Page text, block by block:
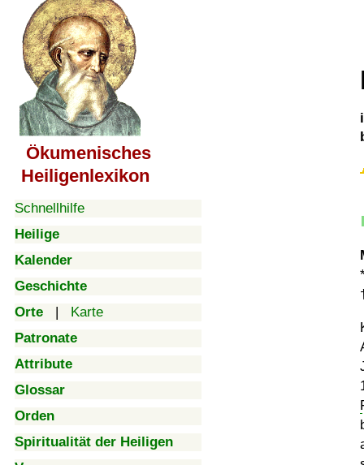
Ökumenisches
Heiligenlexikon
Schnellhilfe
Heilige
Kalender
Geschichte
Orte | Karte
Patronate
Attribute
Glossar
Orden
Spiritualität der Heiligen